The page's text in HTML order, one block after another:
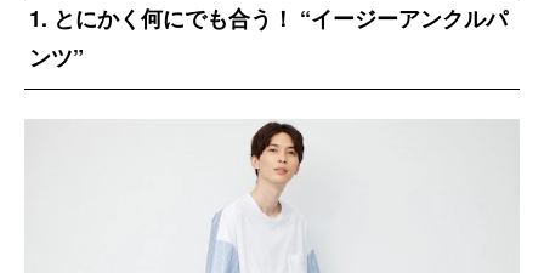
1. とにかく何にでも合う！ “イージーアンクルパ
ンツ”